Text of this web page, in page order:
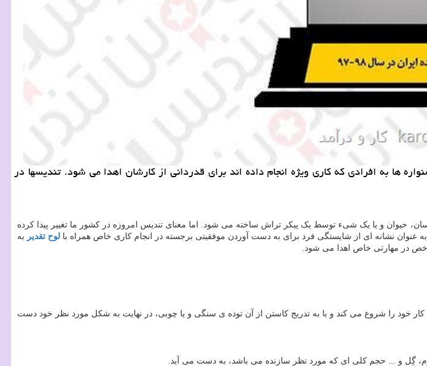
ها به افرادی كه كاری ویژه انجام داده اند برای قدردانی از كارشان اهدا می شود. تندیسها در
حیوان و یا یک شیء توسط یک پیکر تراش ساخته می شود. اما معنای تندیس امروزه در کشور ما تغییر پیدا کرده
نشانه ای از شایستگی فرد برای به دست آوردن موفقیتی برجسته در انجام کاری خاص همراه با لوح تقدیر به
در مهارتی خاص اهدا می شود.
خود را شروع می کند و با به تدریج کاستن از آن توده ی سنگی و یا چوبی، در نهایت به شکل مورد نظر خود دست
گِل و ... حجم کلی ای که مورد نظر سازنده می باشد، به دست می آید.